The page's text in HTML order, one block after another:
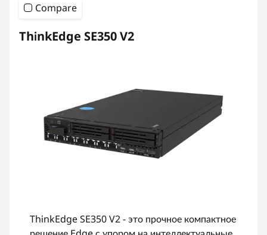
Compare
ThinkEdge SE350 V2
ThinkEdge SE350 V2 - это прочное компактное